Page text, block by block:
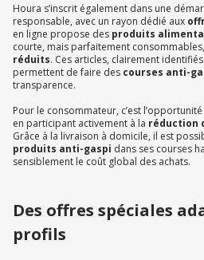
Houra s’inscrit également dans une
responsable, avec un rayon dédié aux
en ligne propose des produits
courte, mais parfaitement
réduits. Ces articles, clairement
permettent de faire des courses anti-
transparence.
Pour le consommateur, c’est
en participant activement à la réduction
Grâce à la livraison à domicile, il est
produits anti-gaspi dans ses courses
sensiblement le coût global des achats.
Des offres spéciales
profils